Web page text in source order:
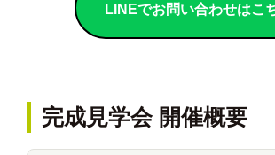
LINEでお問い合わせはこ
完成見学会 開催概要